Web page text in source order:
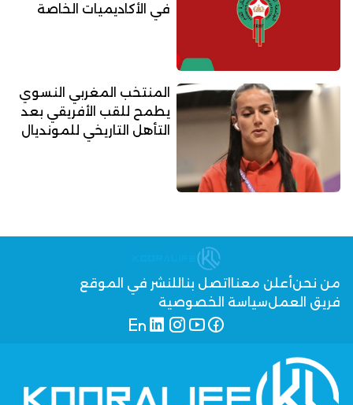
في الأكاديميات الخاصة
المنتخب المغربي النسوي
يطمح للقب الأفريقي بعد
التأهل التاريخي للمونديال
من نحنأعلن معنا اتصل بنا للنشر في الموقع
فريق العملسياسة الخصوصية